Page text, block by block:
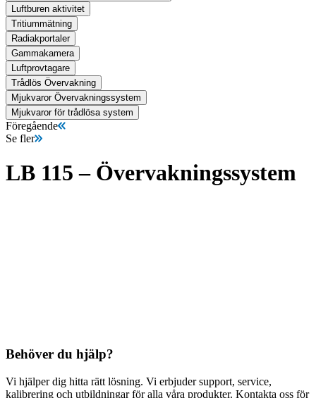
Luftburen aktivitet
Tritiummätning
Radiakportaler
Gammakamera
Luftprovtagare
Trådlös Övervakning
Mjukvaror Övervakningssystem
Mjukvaror för trådlösa system
Föregående
Se fler
LB 115 – Övervakningssystem
Behöver du hjälp?
Vi hjälper dig hitta rätt lösning. Vi erbjuder support, service,
kalibrering och utbildningar för alla våra produkter. Kontakta oss för